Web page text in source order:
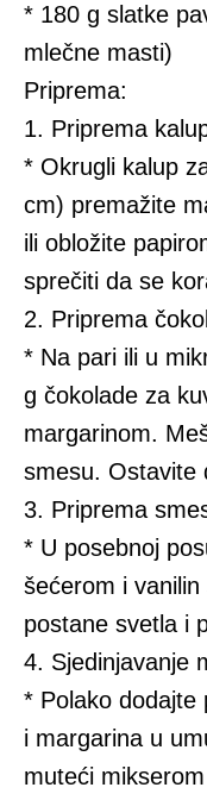
* 180 g slatke
mlečne masti)
Priprema:
1. Priprema
* Okrugli kalup
cm) premažite
ili obložite
sprečiti da se
2. Priprema
* Na pari ili u
g čokolade za
margarinom.
smesu. Ostavite
3. Priprema
* U posebnoj
šećerom i
postane svetla i
4. Sjedinjavanje
* Polako dodajte
i margarina u
muteći